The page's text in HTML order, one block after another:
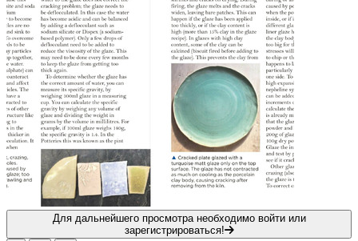
Для дальнейшего просмотра необходимо войти или
зарегистрироваться!